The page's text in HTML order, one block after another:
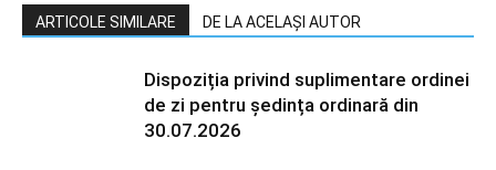
ARTICOLE SIMILARE DE LA ACELAȘI AUTOR
Dispoziția privind suplimentare ordinei
de zi pentru ședința ordinară din
30.07.2026